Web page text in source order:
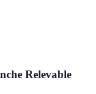
Relevable